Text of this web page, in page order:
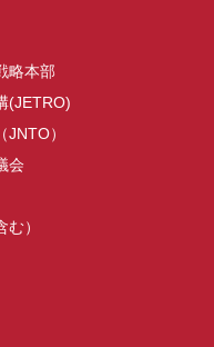
略本部
(JETRO)
JNTO）
会
）